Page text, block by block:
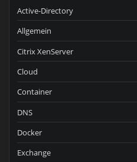
Active-Directory
Allgemein
Citrix XenServer
Cloud
Container
DNS
Docker
Exchange